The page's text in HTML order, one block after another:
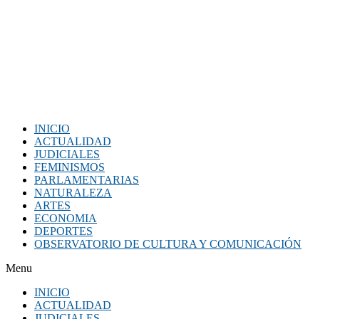
INICIO
ACTUALIDAD
JUDICIALES
FEMINISMOS
PARLAMENTARIAS
NATURALEZA
ARTES
ECONOMIA
DEPORTES
OBSERVATORIO DE CULTURA Y COMUNICACIÓN
Menu
INICIO
ACTUALIDAD